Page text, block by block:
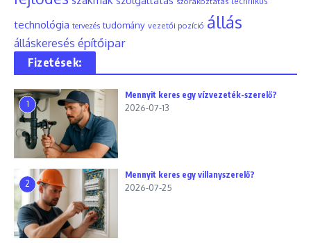
technológia tervezés tudomány vezetői pozíció állás
álláskeresés építőipar
Fizetések:
1
Mennyit keres egy vízvezeték-szerelő?
2026-07-13
2
Mennyit keres egy villanyszerelő?
2026-07-25